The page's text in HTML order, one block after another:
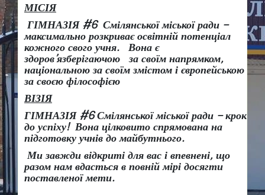
МІСІЯ
ГІМНАЗІЯ #6 Смілянської міської ради –
максимально розкриває освітній потенціал
кожного свого учня.
Вона є
здоров’язберігаючою за своїм напрямком,
національною за своїм змістом і європейською
за своєю філософією
ВІЗІЯ
ГІМНАЗІЯ #6 Смілянської міської ради – крок
до успіху! Вона цілковито спрямована на
підготовку учнів до майбутнього.
Ми завжди відкриті для вас і впевнені, що
разом нам вдасться в повній мірі досягти
поставленої мети.